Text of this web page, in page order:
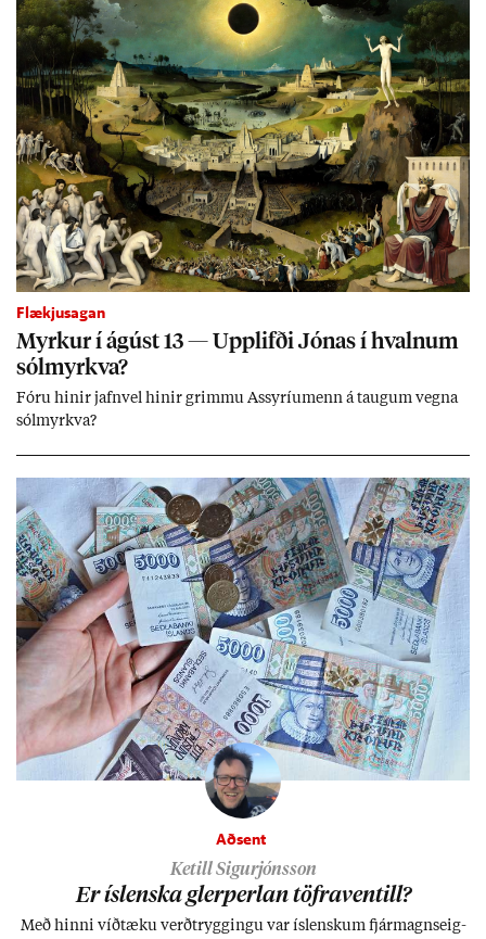
Flækjusagan
Myrk­ur í ág­úst 13 — Upp­lifði Jón­as í hvaln­um
sól­myrkva?
Fóru hinir jafn­vel hinir grimmu Ass­yríu­menn á taug­um vegna
sól­myrkva?
Aðsent
Ketill Sigurjónsson
Er ís­lenska glerperl­an töfra­ventill?
Með hinni víð­tæku verð­trygg­ingu var ís­lensk­um fjár­magns­eig­